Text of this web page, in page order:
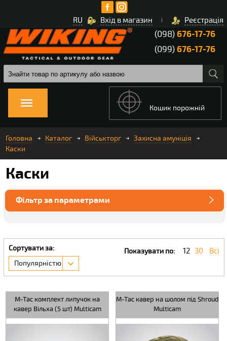
Вхід в магазин Реєстрація
RU
(098)676-17-76
(099)676-17-76
Кошик порожній
Головна Каталог Військторг
Захисна амуніція
Каски
Каски
Фільтр за параметрами
Сортувати за:
Популярністю
Показувати по: 12 30 Всі
M-Tac комплект липучок на
кавер Вільха (5 шт) Multicam
M-Tac кавер на шолом під Shroud
Multicam